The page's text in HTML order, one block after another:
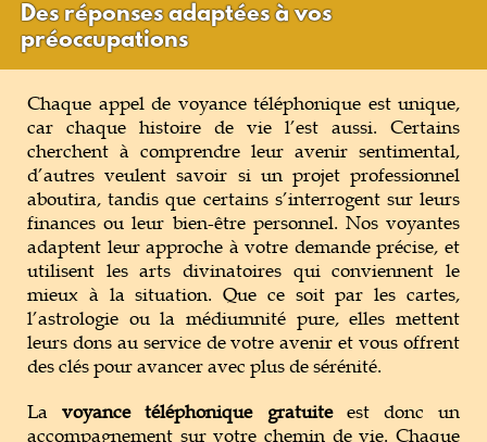
Des réponses adaptées à vos
préoccupations
Chaque appel de voyance téléphonique est unique,
car chaque histoire de vie l’est aussi. Certains
cherchent à comprendre leur avenir sentimental,
d’autres veulent savoir si un projet professionnel
aboutira, tandis que certains s’interrogent sur leurs
finances ou leur bien-être personnel. Nos voyantes
adaptent leur approche à votre demande précise, et
utilisent les arts divinatoires qui conviennent le
mieux à la situation. Que ce soit par les cartes,
l’astrologie ou la médiumnité pure, elles mettent
leurs dons au service de votre avenir et vous offrent
des clés pour avancer avec plus de sérénité.
Lavoyance téléphonique gratuiteest donc un
accompagnement sur votre chemin de vie. Chaque